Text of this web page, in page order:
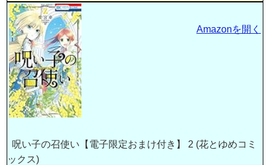
呪い子の召使い【電子限定おまけ付き】 2 (花とゆめコミ
ックス)
Amazonを開く